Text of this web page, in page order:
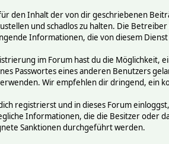
den Inhalt der von dir geschriebenen
und schadlos zu halten. Die
Informationen, die von diesem
im Forum hast du die Möglichkeit,
Passwortes eines anderen Benutzers
Wir empfehlen dir dringend, ein
registrierst und in dieses Forum
Informationen, die die Besitzer oder
Sanktionen durchgeführt werden.